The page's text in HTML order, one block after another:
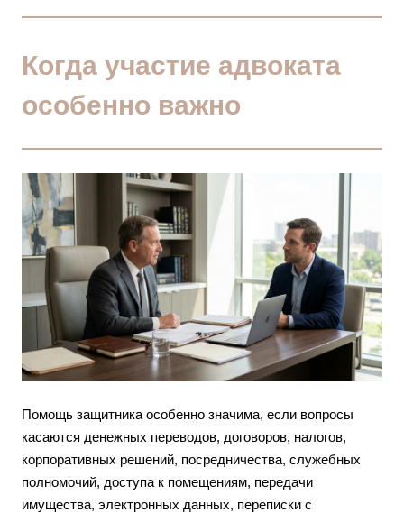
Когда участие адвоката
особенно важно
Помощь защитника особенно значима, если вопросы
касаются денежных переводов, договоров, налогов,
корпоративных решений, посредничества, служебных
полномочий, доступа к помещениям, передачи
имущества, электронных данных, переписки с